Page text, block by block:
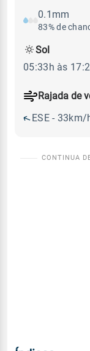
0.1mm
83% de
Rajada de
ESE - 33km/
Sol
05:33h às